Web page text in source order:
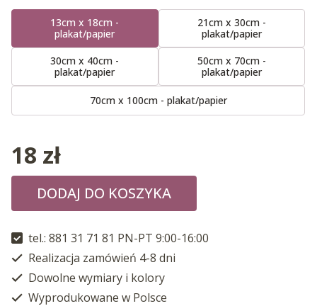
13cm x 18cm -
plakat/papier
21cm x 30cm -
plakat/papier
30cm x 40cm -
plakat/papier
50cm x 70cm -
plakat/papier
70cm x 100cm - plakat/papier
18 zł
DODAJ DO KOSZYKA
tel.: 881 31 71 81 PN-PT 9:00-16:00
Realizacja zamówień 4-8 dni
Dowolne wymiary i kolory
Wyprodukowane w Polsce